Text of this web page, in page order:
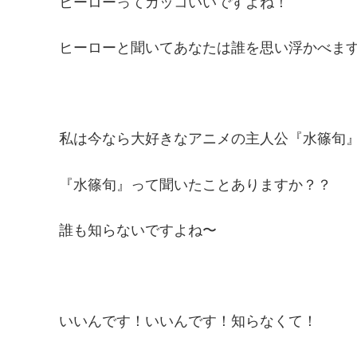
ヒーローと聞いてあなたは誰を思い浮かべま
私は今なら大好きなアニメの主人公『水篠旬』
『水篠旬』って聞いたことありますか？？
誰も知らないですよね〜
いいんです！いいんです！知らなくて！